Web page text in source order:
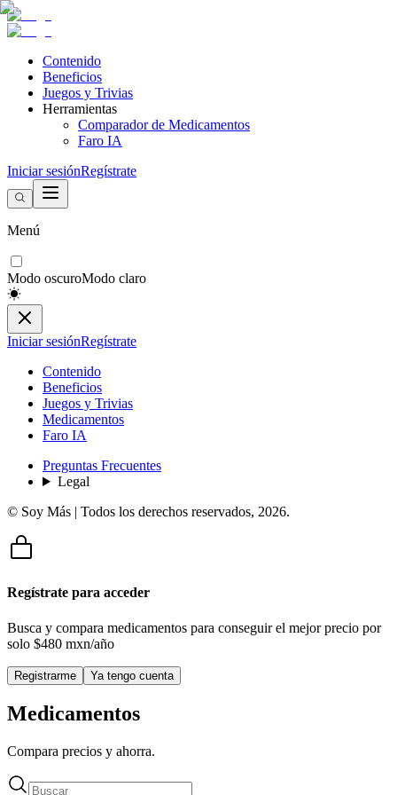
Contenido
Beneficios
Juegos y Trivias
Herramientas
Comparador de Medicamentos
Faro IA
Iniciar sesiónRegístrate
Menú
Modo oscuroModo claro
Iniciar sesiónRegístrate
Contenido
Beneficios
Juegos y Trivias
Medicamentos
Faro IA
Preguntas Frecuentes
Legal
© Soy Más | Todos los derechos reservados, 2026.
Regístrate para acceder
Busca y compara medicamentos para conseguir el mejor precio por
solo $480 mxn/año
Registrarme Ya tengo cuenta
Medicamentos
Compara precios y ahorra.